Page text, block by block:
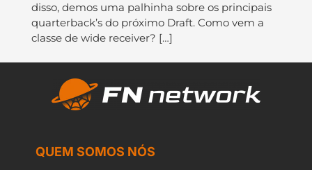
disso, demos uma palhinha sobre os principais
quarterback’s do próximo Draft. Como vem a
classe de wide receiver? […]
QUEM SOMOS NÓS